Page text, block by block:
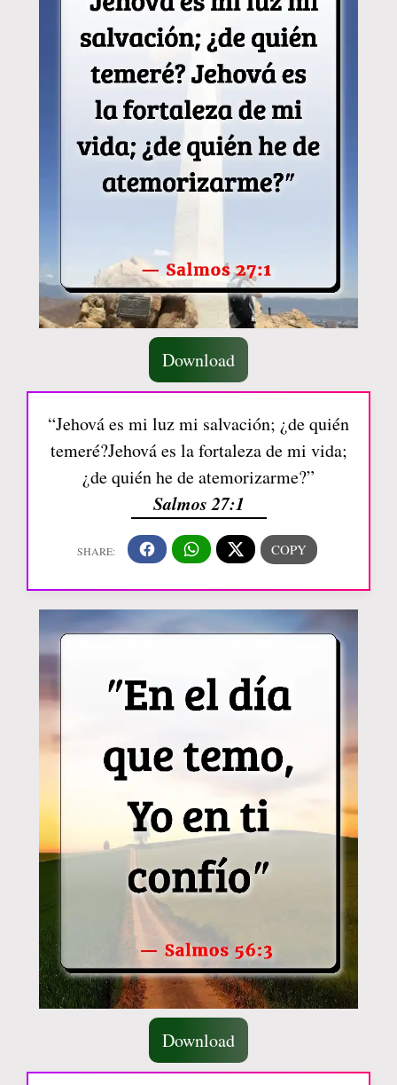
Download
“Jehová es mi luz mi salvación; ¿de quién
temeré?Jehová es la fortaleza de mi vida;
¿de quién he de atemorizarme?”
Salmos 27:1
Download